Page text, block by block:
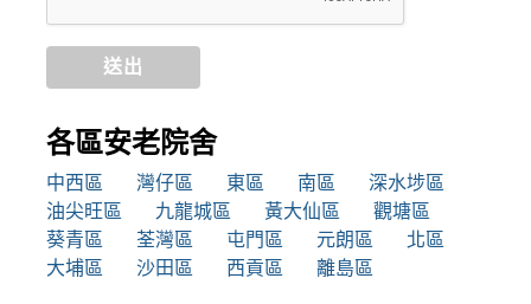
送出
各區安老院舍
中西區 灣仔區 東區 南區
深水埗區
油尖旺區
九龍城區 黃大仙區
觀塘區
葵青區
荃灣區 屯門區 元朗區
北區
大埔區
沙田區 西貢區 離島區